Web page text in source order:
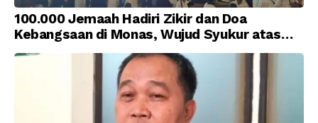
100.000 Jemaah Hadiri Zikir dan Doa
Kebangsaan di Monas, Wujud Syukur atas
Kemerdekaan Indonesia